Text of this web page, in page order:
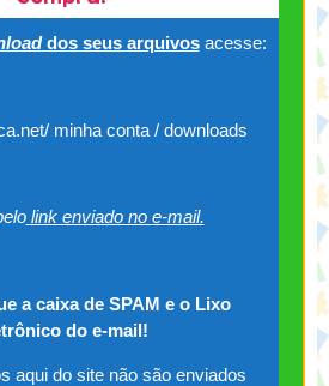
dos seus arquivos acesse:
minha conta / downloads
link enviado no e-mail.
a caixa de SPAM e o Lixo
do e-mail!
aqui do site não são enviados